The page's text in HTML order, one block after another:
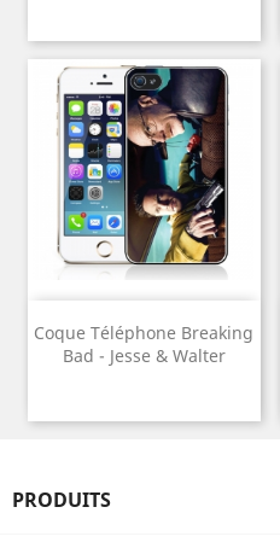
Coque Téléphone Breaking
Bad - Jesse & Walter
PRODUITS